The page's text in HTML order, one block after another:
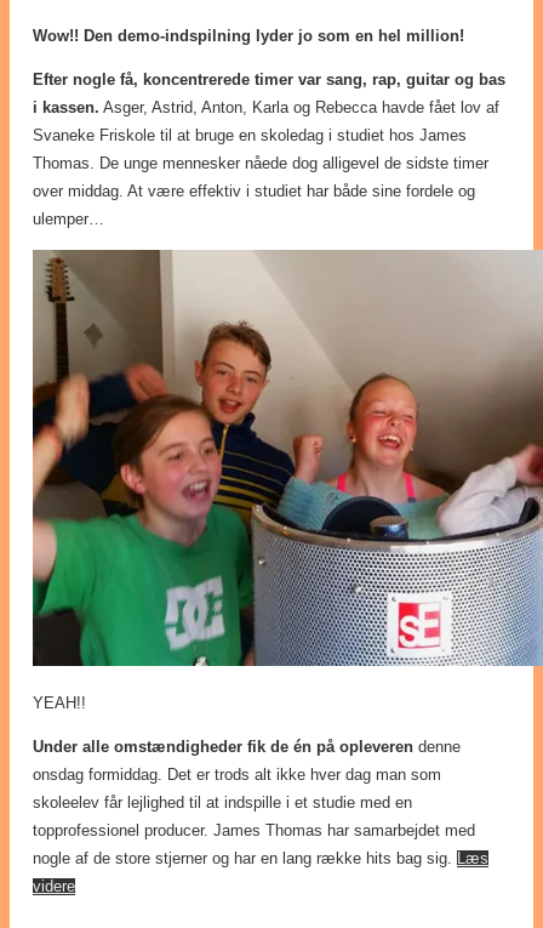
Wow!! Den demo-indspilning lyder jo som en hel million!
Efter nogle få, koncentrerede timer var sang, rap, guitar og bas
i kassen. Asger, Astrid, Anton, Karla og Rebecca havde fået lov af
Svaneke Friskole til at bruge en skoledag i studiet hos James
Thomas. De unge mennesker nåede dog alligevel de sidste timer
over middag. At være effektiv i studiet har både sine fordele og
ulemper…
YEAH!!
Under alle omstændigheder fik de én på opleverendenne
onsdag formiddag. Det er trods alt ikke hver dag man som
skoleelev får lejlighed til at indspille i et studie med en
topprofessionel producer. James Thomas har samarbejdet med
nogle af de store stjerner og har en lang række hits bag sig.
Læs
videre